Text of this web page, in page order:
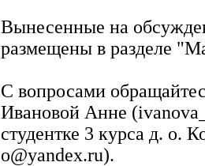
Вынесенные на
размещены в разделе
С вопросами
Ивановой Анне (
студентке 3 курса д. о.
o@yandex.ru).